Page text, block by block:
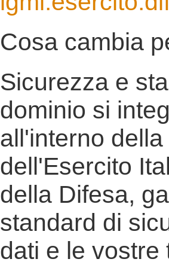
Cosa cambia
Sicurezza e
dominio si
all'interno
dell'Esercito
della Difesa,
standard di
dati e le vostre